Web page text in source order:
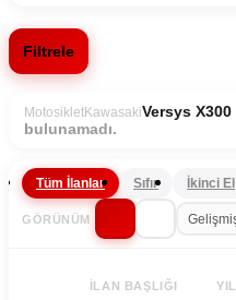
Filtrele
MotosikletKawasakiVersys X300
bulunamadı.
Tüm İlanlar Sıfır İkinci El
GÖRÜNÜM
İLAN BAŞLIĞI YIL